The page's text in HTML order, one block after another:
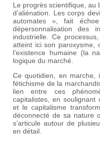
Le progrès scientifique, au
d’aliénation. Les corps
automates », fait
dépersonnalisation des
industrielle. Ce
atteint ici son paroxysme,
l’existence humaine (la
logique du marché.
Ce quotidien, en marche,
fétichisme de la
lien entre ces
capitalistes, en soulignant
et le capitalisme
déconnecté de sa nature
s’articule autour de
en détail.